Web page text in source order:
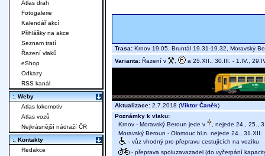
Trasa: Krnov 19.05, Bruntál 19.31-19.32, Moravský
Varianta: Řazení v a 25.XII., 30.III. - 1.IV.,
Aktualizace: 2.7.2018 (Viktor Čaněk)
Poznámky k vlaku:
Krnov - Moravský Beroun jede v
, nejede 24., 25.,
Moravský Beroun - Olomouc hl.n. nejede 24., 31.XII.
- vůz vhodný pro přepravu cestujících na vozíku
- přeprava spoluzavazadel (do vyčerpání
Atlas drah
Fotogalerie
Kalendář akcí
Přihlášky na akce
Seznam tratí
Řazení vlaků
eShop
Odkazy
RSS kanál
:. Weby
Atlas lokomotiv
Atlas vozů
Nejkrásnější nádraží ČR
:. Kontakty
Redakce